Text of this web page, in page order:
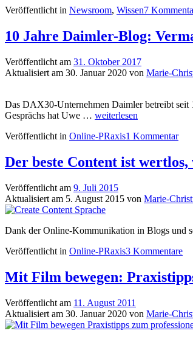
mit
Sie
sich
den
Newsroom-
Veröffentlicht in Newsroom, Wissen7
10 Jahre Daimler-Blog:
Veröffentlicht am 31. Oktober 2017
Aktualisiert am 30. Januar 2020 von Marie-
Das DAX30-Unternehmen Daimler betreibt seit
Gesprächs hat Uwe … 10
Daimler-
Vermarktung,
Nutzung,
Konzeption
(2/2)
weiterlesen
Veröffentlicht in Online-PRaxis1 Kommentar
Der beste Content ist
Veröffentlicht am 9. Juli 2015
Aktualisiert am 5. August 2015 von Marie-
Dank der Online-Kommunikation in Blogs und
Veröffentlicht in Online-PRaxis3 Kommentare
Mit Film bewegen:
Veröffentlicht am 11. August 2011
Aktualisiert am 30. Januar 2020 von Marie-